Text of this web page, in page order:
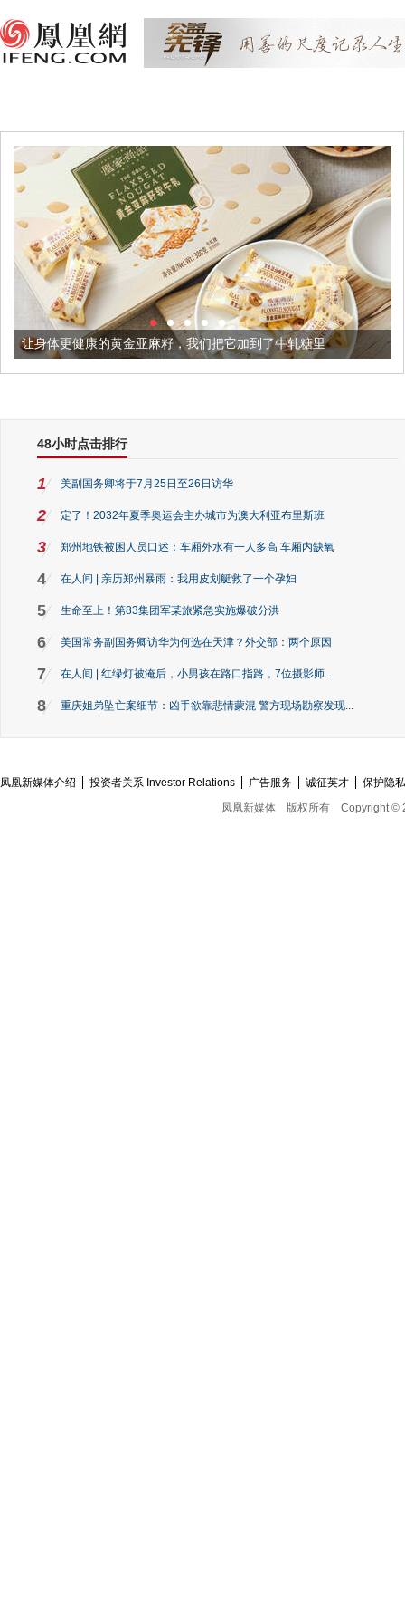
让身体更健康的黄金亚麻籽，我们把它加到了牛轧糖里
48小时点击排行
1 美副国务卿将于7月25日至26日访华
2 定了！2032年夏季奥运会主办城市为澳大利亚布里斯班
3 郑州地铁被困人员口述：车厢外水有一人多高 车厢内缺氧
4 在人间 | 亲历郑州暴雨：我用皮划艇救了一个孕妇
5 生命至上！第83集团军某旅紧急实施爆破分洪
6 美国常务副国务卿访华为何选在天津？外交部：两个原因
7 在人间 | 红绿灯被淹后，小男孩在路口指路，7位摄影师...
8 重庆姐弟坠亡案细节：凶手欲靠悲情蒙混 警方现场勘察发现...
凤凰新媒体介绍 投资者关系 Investor Relations 广告服务 诚征英才
保护隐
凤凰新媒体
版权所有 Copyright ©